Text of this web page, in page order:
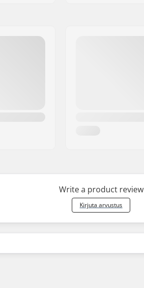
Write a product review
Kirjuta arvustus